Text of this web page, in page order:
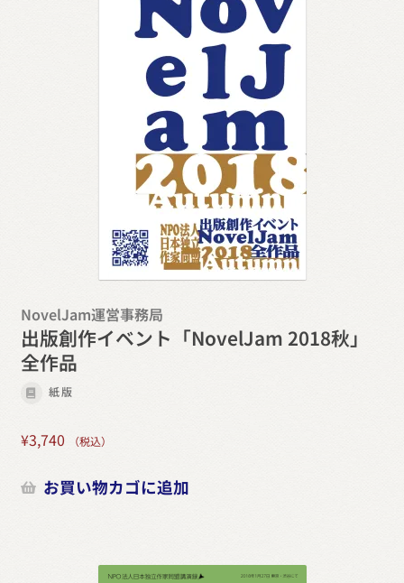
NovelJam運営事務局
出版創作イベント「NovelJam 2018秋」
全作品
紙版
¥3,740 （税込）
お買い物カゴに追加